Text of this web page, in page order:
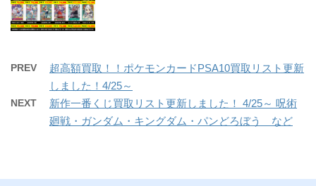
PREV
超高額買取！！ポケモンカードPSA10買取リスト更新
しました！4/25～
NEXT
新作一番くじ買取リスト更新しました！ 4/25～ 呪術
廻戦・ガンダム・キングダム・パンどろぼう など